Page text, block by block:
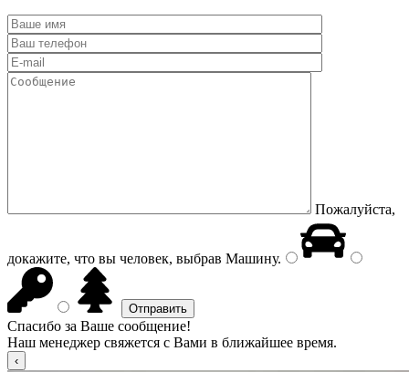
Пожалуйста,
докажите, что вы человек, выбрав Машину.
Спасибо за Ваше сообщение!
Наш менеджер свяжется с Вами в ближайшее время.